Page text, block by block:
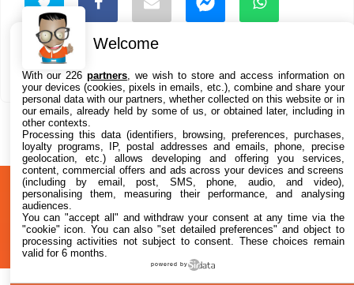
A
propos
Confidentialité
© 2012-2026
i2CMedia
Welcome
With our 226partners , we wish to store and access information on
your devices (cookies, pixels in emails, etc.), combine and share your
personal data with our partners, whether collected on this website or in
our emails, already held by some of us, or obtained later, including in
other contexts.
Processing this data (identifiers, browsing, preferences, purchases,
loyalty programs, IP, postal addresses and emails, phone, precise
geolocation, etc.) allows developing and offering you services,
content, commercial offers and ads across your devices and screens
(including by email, post, SMS, phone, audio, and video),
personalising them, measuring their performance, and analysing
audiences.
You can "accept all" and withdraw your consent at any time via the
"cookie" icon . You can also "set detailed preferences" and object to
processing activities not subject to consent. These choices remain
valid for 6 months.
powered by